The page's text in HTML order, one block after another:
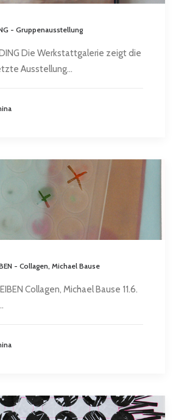
- Gruppenausstellung
Die Werkstattgalerie zeigt die
Ausstellung…
- Collagen, Michael Bause
Collagen, Michael Bause 11.6.